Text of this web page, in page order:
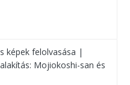
képek felolvasása |
Mojiokoshi-san és